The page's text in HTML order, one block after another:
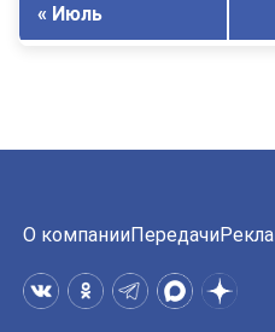
« Июль
О компанииПередачи